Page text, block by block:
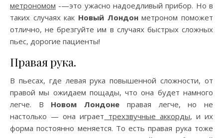
метрономом -—это ужасно надоедливый прибор. Но в
таких случаях как Новый Лондонметроном поможет
отлично, не брезгуйте им в случаях быстрых сложных
пьес, дорогие пациенты!
Правая рука.
В пьесах, где левая рука повышенной сложности, от
правой мы ожидаем пощады, что она будет намного
легче. В Новом Лондоне правая легче, но не
настолько — она играет трехзвучные аккорды, и их
форма постоянно меняется. То есть правая рука тоже